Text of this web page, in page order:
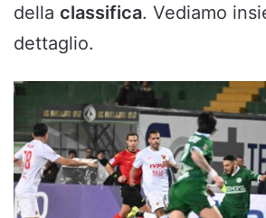
della classifica. Vediamo
dettaglio.